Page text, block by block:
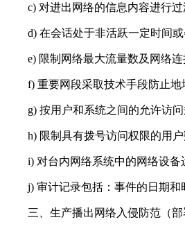
c) 对进出网络的信息内容进行过
d) 在会话处于非活跃一定时间或
e) 限制网络最大流量数及网络连
f) 重要网段采取技术手段防止地
g) 按用户和系统之间的允许访问
h) 限制具有拨号访问权限的用户
i) 对台内网络系统中的网络设备
j) 审计记录包括：事件的日期和
三、生产播出网络入侵防范（部